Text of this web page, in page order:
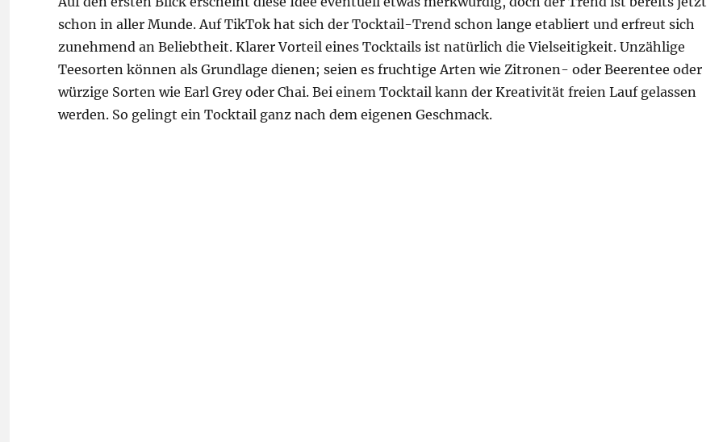
schon in aller Munde. Auf TikTok hat sich der Tocktail-Trend schon lange etabliert und erfreut sich
zunehmend an Beliebtheit. Klarer Vorteil eines Tocktails ist natürlich die Vielseitigkeit. Unzählige
Teesorten können als Grundlage dienen; seien es fruchtige Arten wie Zitronen- oder Beerentee oder
würzige Sorten wie Earl Grey oder Chai. Bei einem Tocktail kann der Kreativität freien Lauf gelassen
werden. So gelingt ein Tocktail ganz nach dem eigenen Geschmack.